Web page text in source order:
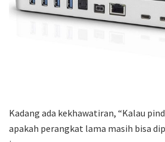
Kadang ada kekhawatiran, “Kalau
apakah perangkat lama masih bisa